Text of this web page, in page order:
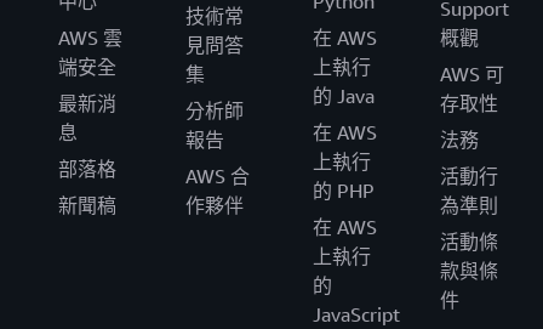
AWS 雲
端安全
最新消
息
部落格
新聞稿
技術常
見問答
集
分析師
報告
AWS 合
作夥伴
在 AWS
上執行
的 Java
在 AWS
上執行
的 PHP
在 AWS
上執行
的
JavaScript
Support
概觀
AWS 可
存取性
法務
活動行
為準則
活動條
款與條
件